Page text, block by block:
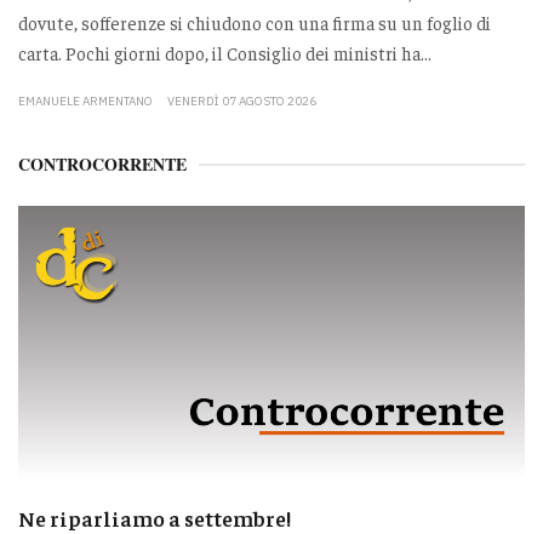
dovute, sofferenze si chiudono con una firma su un foglio di
carta. Pochi giorni dopo, il Consiglio dei ministri ha...
EMANUELE ARMENTANO VENERDÌ 07 AGOSTO 2026
CONTROCORRENTE
Ne riparliamo a settembre!